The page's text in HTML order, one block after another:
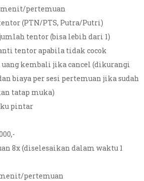
menit/pertemuan
(PTN/PTS, Putra/Putri)
tentor (bisa lebih dari 1)
tentor apabila tidak cocok
kembali jika cancel (dikurangi
biaya per sesi pertemuan jika sudah
tatap muka)
pintar
8x (diselesaikan dalam waktu 1
pertemuan